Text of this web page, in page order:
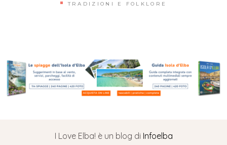
TRADIZIONI E FOLKLORE
I Love Elba! è un blog di Infoelba